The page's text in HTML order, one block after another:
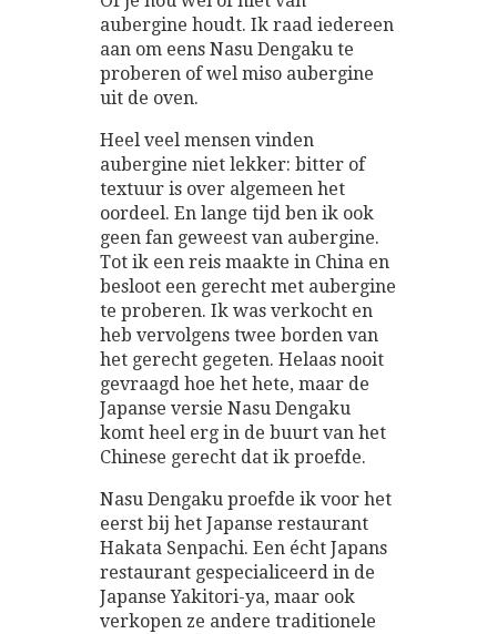
aubergine houdt. Ik raad iedereen
aan om eens Nasu Dengaku te
proberen of wel miso aubergine
uit de oven.
Heel veel mensen vinden
aubergine niet lekker: bitter of
textuur is over algemeen het
oordeel. En lange tijd ben ik ook
geen fan geweest van aubergine.
Tot ik een reis maakte in China en
besloot een gerecht met aubergine
te proberen. Ik was verkocht en
heb vervolgens twee borden van
het gerecht gegeten. Helaas nooit
gevraagd hoe het hete, maar de
Japanse versie Nasu Dengaku
komt heel erg in de buurt van het
Chinese gerecht dat ik proefde.
Nasu Dengaku proefde ik voor het
eerst bij het Japanse restaurant
Hakata Senpachi. Een écht Japans
restaurant gespecialiceerd in de
Japanse Yakitori-ya, maar ook
verkopen ze andere traditionele